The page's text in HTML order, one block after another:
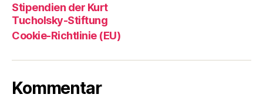
Stipendien der Kurt
Tucholsky-Stiftung
Cookie-Richtlinie (EU)
Kommentar